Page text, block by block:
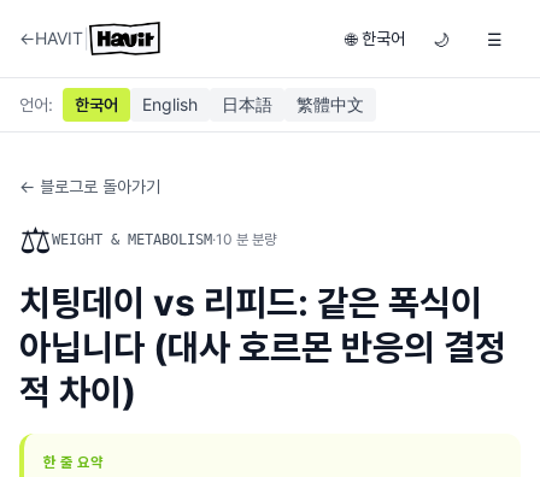
←HAVIT 🌐 한국어 🌙 ☰
언어: 한국어 English 日本語 繁體中文
← 블로그로 돌아가기
⚖️WEIGHT & METABOLISM·10 분 분량
치팅데이 vs 리피드: 같은 폭식이
아닙니다 (대사 호르몬 반응의 결정
적 차이)
한 줄 요약